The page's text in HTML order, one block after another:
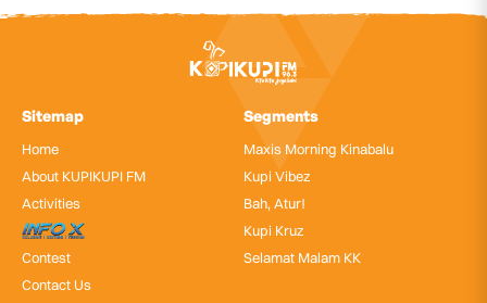
Sitemap
Home
About KUPIKUPI FM
Activities
InfoX
Contest
Contact Us
Segments
Maxis Morning Kinabalu
Kupi Vibez
Bah, Atur!
Kupi Kruz
Selamat Malam KK